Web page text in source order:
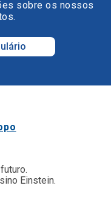
sobre os nossos
Einstein.